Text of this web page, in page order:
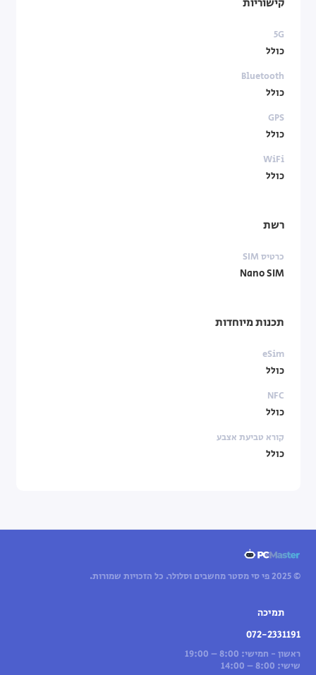
5G
כולל
Bluetooth
כולל
GPS
כולל
WiFi
כולל
רשת
כרטיס SIM
Nano SIM
תכנות מיוחדות
eSim
כולל
NFC
כולל
קורא טביעת אצבע
כולל
© 2025 פי סי מסטר מחשבים וסלולר. כל הזכויות שמורות.
תמיכה
072-2331191
ראשון - חמישי: 8:00 – 19:00
שישי: 8:00 – 14:00